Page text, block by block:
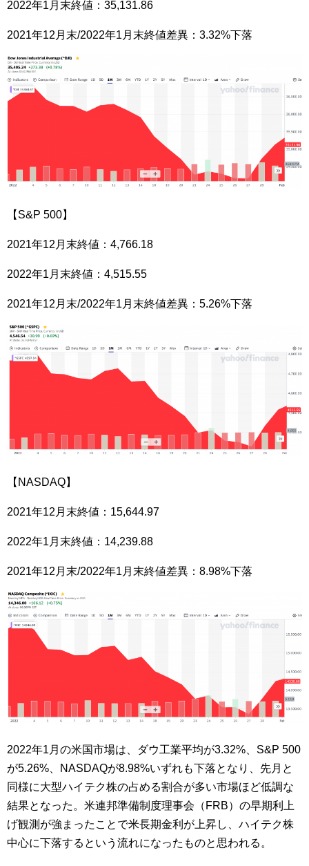
2022年1月末終値：35,131.86
2021年12月末/2022年1月末終値差異：3.32%下落
【S&P 500】
2021年12月末終値：4,766.18
2022年1月末終値：4,515.55
2021年12月末/2022年1月末終値差異：5.26%下落
【NASDAQ】
2021年12月末終値：15,644.97
2022年1月末終値：14,239.88
2021年12月末/2022年1月末終値差異：8.98%下落
2022年1月の米国市場は、ダウ工業平均が3.32%、S&P 500
が5.26%、NASDAQが8.98%いずれも下落となり、先月と
同様に大型ハイテク株の占める割合が多い市場ほど低調な
結果となった。米連邦準備制度理事会（FRB）の早期利上
げ観測が強まったことで米長期金利が上昇し、ハイテク株
中心に下落するという流れになったものと思われる。